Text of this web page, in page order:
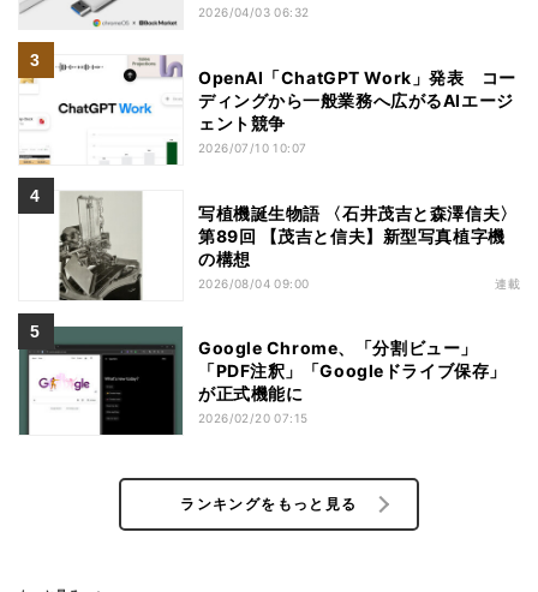
2026/04/03 06:32
OpenAI「ChatGPT Work」発表 コー
ディングから一般業務へ広がるAIエージ
ェント競争
2026/07/10 10:07
写植機誕生物語 〈石井茂吉と森澤信夫〉
第89回 【茂吉と信夫】新型写真植字機
の構想
2026/08/04 09:00 連載
Google Chrome、「分割ビュー」
「PDF注釈」「Googleドライブ保存」
が正式機能に
2026/02/20 07:15
ランキングをもっと見る